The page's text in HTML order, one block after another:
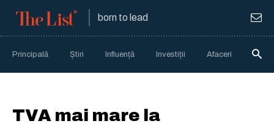
born to lead
Principală Știri Influență Investiții Afaceri
TVA mai mare la